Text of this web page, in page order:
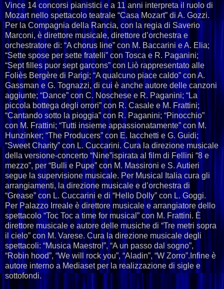
Vince 14 concorsi pianistici e a 11 anni interpreta il ruolo di
Mozart nello spettacolo teatrale “Casa Mozart” di A. Gozzi.
Per la Compagnia della Rancia, con la regia di Saverio
Marconi, è direttore musicale, direttore d’orchestra e
orchestratore di: “A chorus line” con M. Baccarini e A. Elia;
“Sette spose per sette fratelli” con Tosca e R. Paganini;
“Sept filles puor sept garcons” con Liò rappresentato alle
Foliès Bergère di Parigi; “A qualcuno piace caldo” con A.
Gassman e G. Tognazzi, di cui è anche autore delle canzoni
aggiunte; “Dance” con C. Noschese e R. Paganini; “La
piccola bottega degli orrori” con R. Casale e M. Frattini;
“Cantando sotto la pioggia” con R. Paganini; “Pinocchio”
con M. Frattini; “Tutti insieme appassionatamente” con M.
Hunzinker; “The Producers” con E. Iacchetti e G. Guidi;
“Sweet Charity” con L. Cuccarini. Cura la direzione musicale
della versione-concerto “Nine”ispirata al film di Fellini “8 e
mezzo”, per “Bulli e Pupe” con M. Massironi e S. Autieri
segue la supervisione musicale. Per Musical Italia cura gli
arrangiamenti, la direzione musicale e d’orchestra di
“Grease” con L. Cuccarini e di “Hello Dolly” con L. Goggi.
Per Palazzo Irreale è direttore musicale e arrangiatore dello
spettacolo “Toc Toc a time for musical” con M. Frattini. È
direttore musicale e autore delle musiche di “Tre metri sopra
il cielo” con M. Varese. Cura la direzione musicale degli
spettacoli: “Musica Maestro!”, “A un passo dal sogno”,
“Robin hood”, “We will rock you”, “Aladin”, “W Zorro”.Infine è
autore interno a Mediaset per la realizzazione di sigle e
sottofondi.